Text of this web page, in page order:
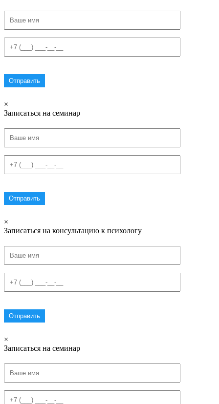
×
Записаться на семинар
×
Записаться на консультацию к психологу
×
Записаться на семинар